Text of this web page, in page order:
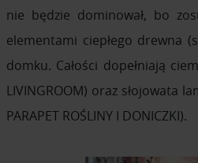
nie będzie dominował, bo
elementami ciepłego drewna
domku. Całości dopełniają
LIVINGROOM) oraz słojowata
PARAPET ROŚLINY I DONICZKI).